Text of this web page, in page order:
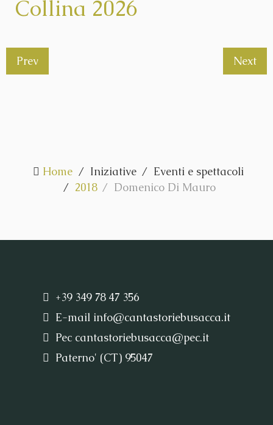
Collina 2026
Prev Next
Home Iniziative
Eventi e spettacoli
2018
Domenico Di Mauro
+39 349 78 47 356
E-mail info@cantastoriebusacca.it
Pec cantastoriebusacca@pec.it
Paterno' (CT) 95047